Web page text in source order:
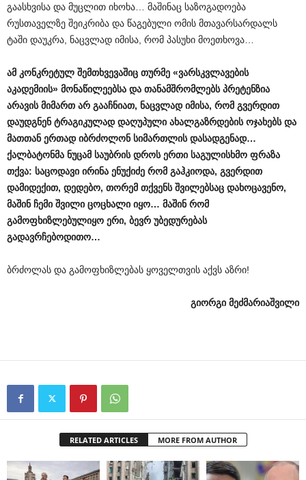
გაასხვისა და მუცლით იხოხა… მაშინაც საზოგადოება
რუსთაველზე შეიკრიბა და წაგებული ომის მთავარსარდალს
ტაში დაუკრა, ნაცვლად იმისა, რომ პასუხი მოეთხოვა…
ამ კონკრეტულ შემთხვევაშიც თურმე «ვარსკვლავების
აკადემიის» მონაწილეებსა და თანამშრომლებს პრეტენზია
არავის მიმართ არ გააჩნიათ, ნაცვლად იმისა, რომ გვერდით
დაუდგნენ ტრაგიკულად დაღუპული ახალგაზრდების ოჯახებს და
მათთან ერთად იბრძოლონ სიმართლის დასადგენად…
ქალბატონმა ნუცამ საუბრის დროს ერთი საგულისხმო ფრაზა
თქვა: საცოდავი ირინა ენუქიძე რომ გაჰკიოდა, გვერდით
დამიდექით, დედებო, თორემ თქვენს შვილებსაც დახოცავენო,
მაშინ ჩემი შვილი ცოცხალი იყო… მაშინ რომ
გამოფხიზლებულიყო ერი, ბევრ უბედურებას
გადავრჩებოდითო…
ბრძოლას და გამოფხიზლებას ყოველთვის აქვს აზრი!
გიორგი მეძმარიაშვილი
RELATED ARTICLES MORE FROM AUTHOR